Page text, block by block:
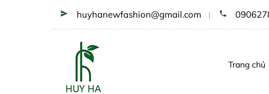
huyhanewfashion@gmail.com |
Trang chủ